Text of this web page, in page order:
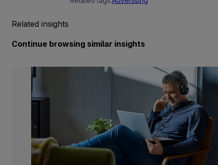
Related insights
Continue browsing similar insights